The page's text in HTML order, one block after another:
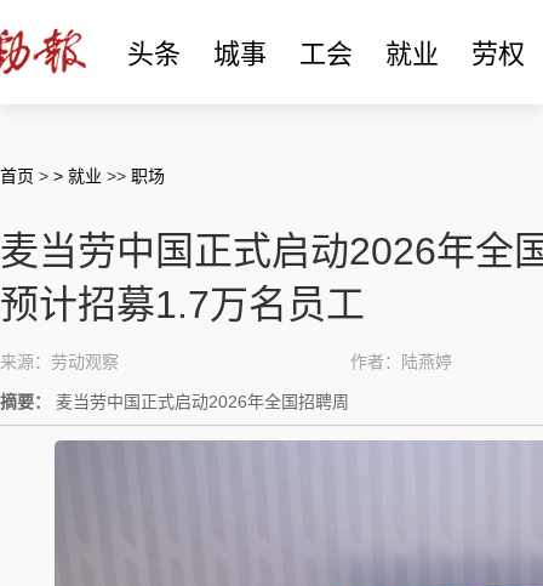
头条 城事 工会 就业 劳权
首页 > > 就业 >> 职场
麦当劳中国正式启动2026年全
预计招募1.7万名员工
来源：劳动观察 作者：陆燕婷
摘要： 麦当劳中国正式启动2026年全国招聘周